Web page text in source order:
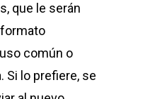
que le serán
común o
Si lo prefiere, se